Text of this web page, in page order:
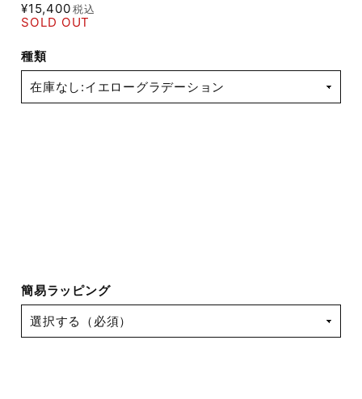
¥15,400 税込
SOLD OUT
種類
簡易ラッピング